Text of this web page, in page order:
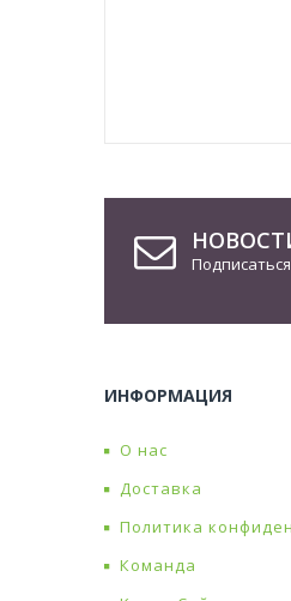
ИНФОРМАЦИЯ
О нас
Доставка
Политика
Команда